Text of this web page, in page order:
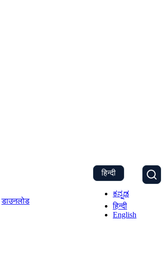
डाउनलोड
हिन्दी
ಕನ್ನಡ
हिन्दी
English